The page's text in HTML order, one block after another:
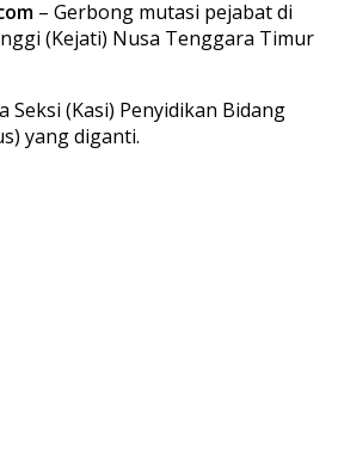
– Gerbong mutasi pejabat di
(Kejati) Nusa Tenggara Timur
Seksi (Kasi) Penyidikan Bidang
yang diganti.